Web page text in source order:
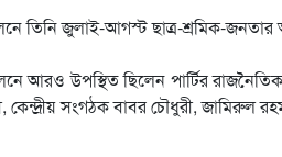
তিনি জুলাই-আগস্ট ছাত্র-শ্রমিক-জনতার
আরও উপস্থিত ছিলেন পার্টির
সংগঠক বাবর চৌধুরী, জামিরুল